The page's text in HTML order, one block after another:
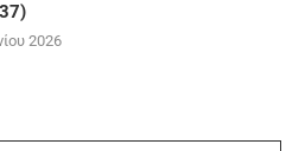
2026